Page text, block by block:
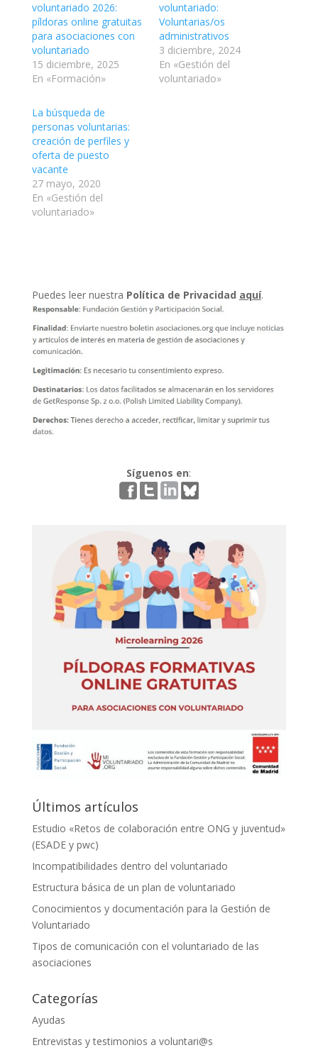
voluntariado 2026:
píldoras online gratuitas
para asociaciones con
voluntariado
15 diciembre, 2025
En «Formación»
voluntariado:
Voluntarias/os
administrativos
3 diciembre, 2024
En «Gestión del
voluntariado»
La búsqueda de
personas voluntarias:
creación de perfiles y
oferta de puesto
vacante
27 mayo, 2020
En «Gestión del
voluntariado»
Puedes leer nuestra Política de Privacidad aquí.
Síguenos en:
Últimos artículos
Estudio «Retos de colaboración entre ONG y juventud»
(ESADE y pwc)
Incompatibilidades dentro del voluntariado
Estructura básica de un plan de voluntariado
Conocimientos y documentación para la Gestión de
Voluntariado
Tipos de comunicación con el voluntariado de las
asociaciones
Categorías
Ayudas
Entrevistas y testimonios a voluntari@s